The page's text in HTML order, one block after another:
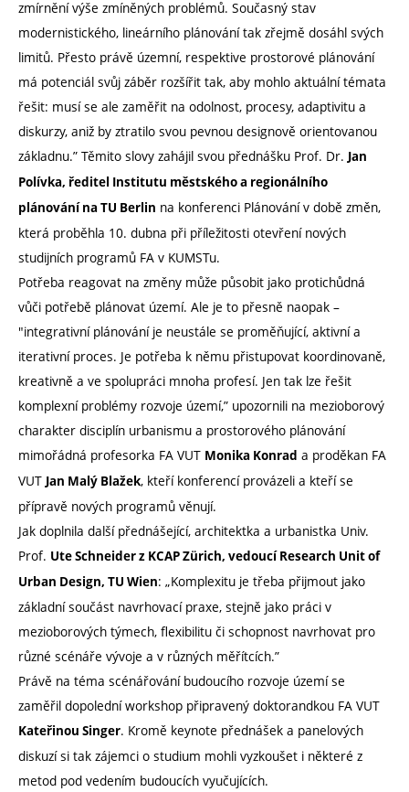
zmírnění výše zmíněných problémů. Současný stav
modernistického, lineárního plánování tak zřejmě dosáhl svých
limitů. Přesto právě územní, respektive prostorové plánování
má potenciál svůj záběr rozšířit tak, aby mohlo aktuální témata
řešit: musí se ale zaměřit na odolnost, procesy, adaptivitu a
diskurzy, aniž by ztratilo svou pevnou designově orientovanou
základnu.” Těmito slovy zahájil svou přednášku Prof. Dr. Jan
Polívka, ředitel Institutu městského a regionálního
plánování na TU Berlin na konferenci Plánování v době změn,
která proběhla 10. dubna při příležitosti otevření nových
studijních programů FA v KUMSTu.
Potřeba reagovat na změny může působit jako protichůdná
vůči potřebě plánovat území. Ale je to přesně naopak –
"integrativní plánování je neustále se proměňující, aktivní a
iterativní proces. Je potřeba k němu přistupovat koordinovaně,
kreativně a ve spolupráci mnoha profesí. Jen tak lze řešit
komplexní problémy rozvoje území,” upozornili na mezioborový
charakter disciplín urbanismu a prostorového plánování
mimořádná profesorka FA VUT Monika Konrad a proděkan FA
VUT Jan Malý Blažek, kteří konferencí provázeli a kteří se
přípravě nových programů věnují.
Jak doplnila další přednášející, architektka a urbanistka Univ.
Prof. Ute Schneider z KCAP Zürich, vedoucí Research Unit of
Urban Design, TU Wien: „Komplexitu je třeba přijmout jako
základní součást navrhovací praxe, stejně jako práci v
mezioborových týmech, flexibilitu či schopnost navrhovat pro
různé scénáře vývoje a v různých měřítcích.”
Právě na téma scénářování budoucího rozvoje území se
zaměřil dopolední workshop připravený doktorandkou FA VUT
Kateřinou Singer. Kromě keynote přednášek a panelových
diskuzí si tak zájemci o studium mohli vyzkoušet i některé z
metod pod vedením budoucích vyučujících.